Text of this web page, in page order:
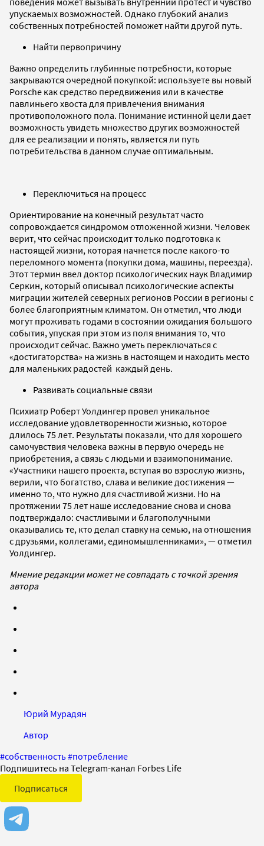
упускаемых возможностей. Однако глубокий анализ
собственных потребностей поможет найти другой путь.
Найти первопричину
Важно определить глубинные потребности, которые
закрываются очередной покупкой: используете вы новый
Porsche как средство передвижения или в качестве
павлиньего хвоста для привлечения внимания
противоположного пола. Понимание истинной цели дает
возможность увидеть множество других возможностей
для ее реализации и понять, является ли путь
потребительства в данном случае оптимальным.
Переключиться на процесс
Ориентирование на конечный результат часто
сопровождается синдромом отложенной жизни. Человек
верит, что сейчас происходит только подготовка к
настоящей жизни, которая начнется после какого-то
переломного момента (покупки дома, машины, переезда).
Этот термин ввел доктор психологических наук Владимир
Серкин, который описывал психологические аспекты
миграции жителей северных регионов России в регионы с
более благоприятным климатом. Он отметил, что люди
могут проживать годами в состоянии ожидания большого
события, упуская при этом из поля внимания то, что
происходит сейчас. Важно уметь переключаться с
«достигаторства» на жизнь в настоящем и находить место
для маленьких радостей каждый день.
Развивать социальные связи
Психиатр Роберт Уолдингер провел уникальное
исследование удовлетворенности жизнью, которое
длилось 75 лет. Результаты показали, что для хорошего
самочувствия человека важны в первую очередь не
приобретения, а связь с людьми и взаимопонимание.
«Участники нашего проекта, вступая во взрослую жизнь,
верили, что богатство, слава и великие достижения —
именно то, что нужно для счастливой жизни. Но на
протяжении 75 лет наше исследование снова и снова
подтверждало: счастливыми и благополучными
оказывались те, кто делал ставку на семью, на отношения
с друзьями, коллегами, единомышленниками», — отметил
Уолдингер.
Мнение редакции может не совпадать с точкой зрения
автора
Юрий Мурадян
Автор
#собственность#потребление
Подпишитесь на Telegram-канал Forbes Life
Подписаться